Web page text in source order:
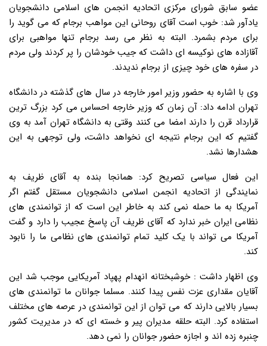
عضو سابق شورای مرکزی اتحادیه انجمن های اسلامی دانشجویان
یادآور شد: خوب است آقای روحانی این مواهب برجام که می گوید را
برای مردم بشمرد. البته به نظر می رسد برجام تنها مواهبی برای
آقازاده های نوکیسه ای داشت که جیب خودشان را پر کردند ولی مردم
در سفره های خود چیزی از برجام ندیدند.
وی با اشاره به حضور وزیر امور خارجه در سال های گذشته در دانشگاه
تهران ادامه داد: آن زمان که وزیر خارجه احساس می کرد بزرگ ترین
قرارداد قرن را دارند امضا می کنند وقتی به دانشگاه تهران آمد به وی
گفتیم که این برجام نتیجه ای نخواهد داشت، ولی توجهی به این
هشدارها نشد.
این فعال سیاسی تصریح کرد: همانجا بنده به آقای ظریف به
نمایندگی از اتحادیه انجمن اسلامی دانشجویان مستقل گفتم اگر
آمریکا به ما حمله نمی کند به خاطر این است که از توانمندی های
نظامی ایران خبر ندارد که آقای ظریف آن پاسخ عجیب را دارد و گفت
آمریکا می تواند با یک کلید تمام توانمندی های نظامی ما را نابود
کند.
وی اظهار داشت : خوشبختانه انهدام پهپاد آمریکایی موجب شد این
آقایان مقداری عزت نفس پیدا کنند. مسلما جوانان ما توانمندی های
بسیار بالایی دارند که می توان از این توانمندی در عرصه های مختلف
استفاده کرد. البته حلقه مدیران پیر و خسته ای که در مدیریت کشور
چنبره زده اند و اجازه حضور جوانان را نمی دهد.